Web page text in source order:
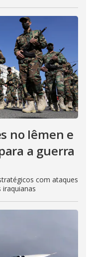
no Iêmen e
a guerra
com ataques